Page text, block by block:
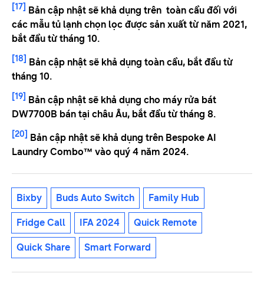
[17] Bản cập nhật sẽ khả dụng trên toàn cầu đối với
các mẫu tủ lạnh chọn lọc được sản xuất từ năm 2021,
bắt đầu từ tháng 10.
[18] Bản cập nhật sẽ khả dụng toàn cầu, bắt đầu từ
tháng 10.
[19] Bản cập nhật sẽ khả dụng cho máy rửa bát
DW7700B bán tại châu Âu, bắt đầu từ tháng 8.
[20] Bản cập nhật sẽ khả dụng trên Bespoke AI
Laundry Combo™ vào quý 4 năm 2024.
Bixby Buds Auto Switch Family Hub
Fridge Call IFA 2024 Quick Remote
Quick Share Smart Forward